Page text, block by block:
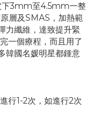
下3mm至4.5mm一整
層及SMAS，加熱範
力纖維，達致提升緊
一個療程，而且用了
韓國名媛明星都鍾意
行1-2次，如進行2次